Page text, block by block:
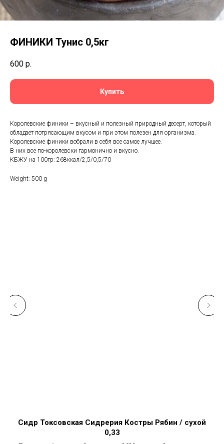
ФИНИКИ Тунис 0,5кг
600 р.
Купить
Королевские финики – вкусный и полезный природный десерт, который
обладает потрясающим вкусом и при этом полезен для организма.
Королевские финики вобрали в себя все самое лучшее.
В них все по-королевски гармонично и вкусно.
КБЖУ на 100гр: 268ккал/2,5/0,5/70
Weight: 500 g
Сидр Токсовская Сидрерия Костры Рябин / сухой
0,33